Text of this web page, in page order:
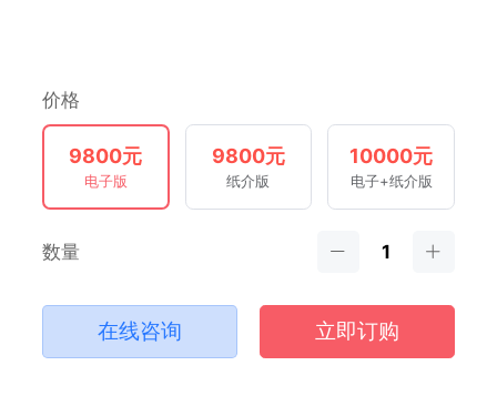
价格
9800元
电子版
9800元
纸介版
10000元
电子+纸介版
数量
在线咨询 立即订购